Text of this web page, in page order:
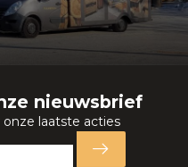
nieuwsbrief
laatste acties